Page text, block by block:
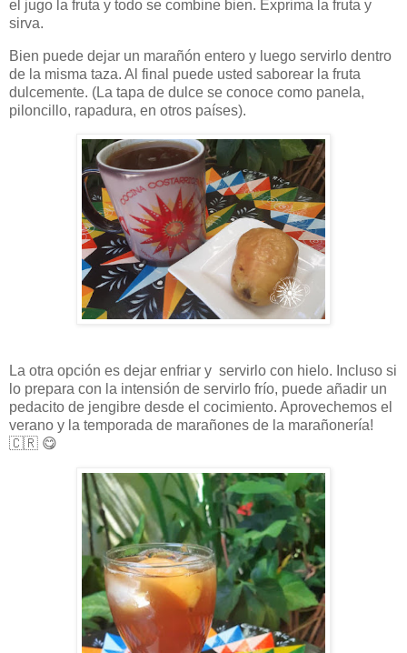
el jugo la fruta y todo se combine bien. Exprima la fruta y
sirva.
Bien puede dejar un marañón entero y luego servirlo dentro
de la misma taza. Al final puede usted saborear la fruta
dulcemente. (La tapa de dulce se conoce como panela,
piloncillo, rapadura, en otros países).
La otra opción es dejar enfriar y servirlo con hielo. Incluso si
lo prepara con la intensión de servirlo frío, puede añadir un
pedacito de jengibre desde el cocimiento. Aprovechemos el
verano y la temporada de marañones de la marañonería!
🇨🇷 😋